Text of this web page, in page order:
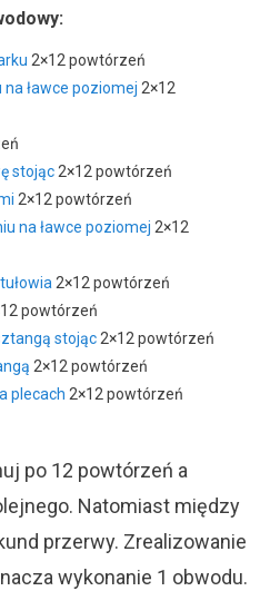
2×12 powtórzeń
ławce poziomej 2×12
stojąc2×12 powtórzeń
2×12 powtórzeń
na ławce poziomej 2×12
2×12 powtórzeń
powtórzeń
stojąc2×12 powtórzeń
2×12 powtórzeń
plecach 2×12 powtórzeń
po 12 powtórzeń a
Natomiast między
przerwy. Zrealizowanie
wykonanie 1 obwodu.